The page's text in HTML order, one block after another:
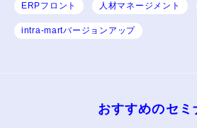
ERPフロント 人材マネージメント
intra-martバージョンアップ
おすすめのセミ